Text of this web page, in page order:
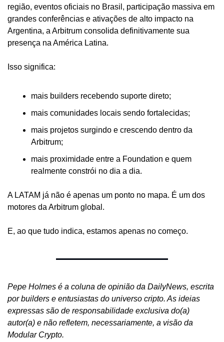
região, eventos oficiais no Brasil, participação massiva em
grandes conferências e ativações de alto impacto na
Argentina, a Arbitrum consolida definitivamente sua
presença na América Latina.
Isso significa:
mais builders recebendo suporte direto;
mais comunidades locais sendo fortalecidas;
mais projetos surgindo e crescendo dentro da
Arbitrum;
mais proximidade entre a Foundation e quem
realmente constrói no dia a dia.
A LATAM já não é apenas um ponto no mapa. É um dos
motores da Arbitrum global.
E, ao que tudo indica, estamos apenas no começo.
Pepe Holmes é a coluna de opinião da DailyNews, escrita
por builders e entusiastas do universo cripto. As ideias
expressas são de responsabilidade exclusiva do(a)
autor(a) e não refletem, necessariamente, a visão da
Modular Crypto.